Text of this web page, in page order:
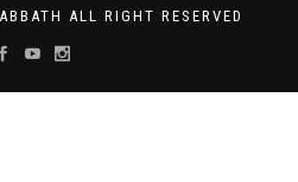
ALL RIGHT RESERVED